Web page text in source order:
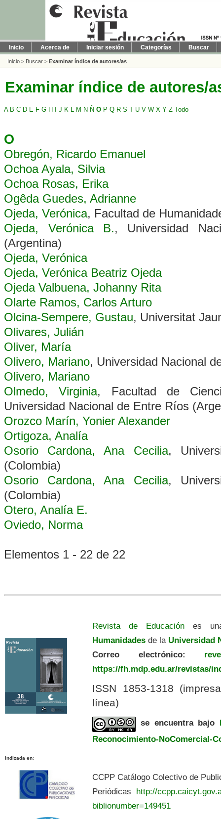
Inicio Acerca de Iniciar sesión Categorías Buscar
Inicio > Buscar > Examinar índice de autores/as
Examinar índice de autores/
A B C D E F G H J K M N Ñ O P Q R S T U V W X Y Z Todo
O
Obregón, Ricardo Emanuel
Ochoa Ayala, Silvia
Ochoa Rosas, Erika
Ogêda Guedes, Adrianne
Ojeda, Verónica, Facultad de
Ojeda, Verónica B., Universidad
(Argentina)
Ojeda, Verónica
Ojeda, Verónica Beatriz Ojeda
Ojeda Valbuena, Johanny Rita
Olarte Ramos, Carlos Arturo
Olcina-Sempere, Gustau, Universitat
Olivares, Julián
Oliver, María
Olivero, Mariano, Universidad Nacional
Olivero, Mariano
Olmedo, Virginia, Facultad de
Universidad Nacional de Entre Ríos
Orozco Marín, Yonier Alexander
Ortigoza, Analía
Osorio Cardona, Ana Cecilia,
(Colombia)
Osorio Cardona, Ana Cecilia,
(Colombia)
Otero, Analía E.
Oviedo, Norma
Elementos 1 - 22 de 22
Revista de Educación es
Humanidades de la Universidad
Correo electrónico:
https://fh.mdp.edu.ar/revistas/
ISSN 1853-1318
línea)
se encuentra bajo
Reconocimiento-NoComercial-
Indizada en:
CCPP Catálogo Colectivo de
Periódicas http://
biblionumber=149451